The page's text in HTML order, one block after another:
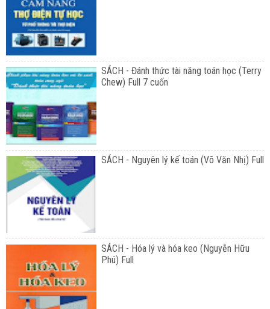
SÁCH - Đánh thức tài năng toán học (Terry
Chew) Full 7 cuốn
SÁCH - Nguyên lý kế toán (Võ Văn Nhị) Full
SÁCH - Hóa lý và hóa keo (Nguyễn Hữu
Phú) Full